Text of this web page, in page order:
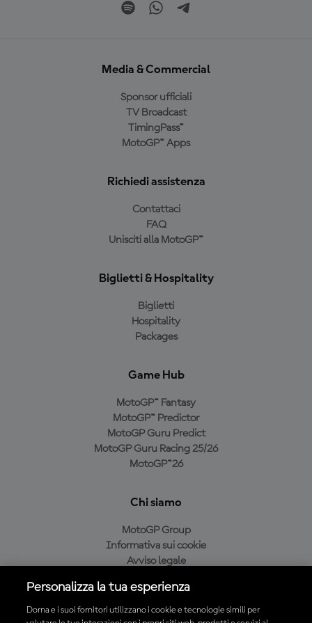
Media & Commercial
Sponsor ufficiali
TV Broadcast
TimingPass™
MotoGP™ Apps
Richiedi assistenza
Contattaci
FAQ
Unisciti alla MotoGP™
Biglietti & Hospitality
Biglietti
Hospitality
Packages
Game Hub
MotoGP™ Fantasy
MotoGP™ Predictor
MotoGP Guru Predict
MotoGP Guru Racing 25/26
MotoGP™26
Chi siamo
MotoGP Group
Informativa sui cookie
Avviso legale
Condizioni di acquisto
Personalizza la tua esperienza
Dorna e i suoi fornitori utilizzano i cookie e tecnologie simili per